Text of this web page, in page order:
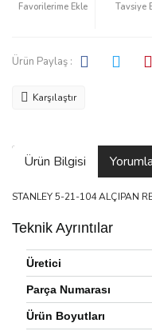
Tavsiye
Ürün Paylaş :
Karşılaştır
Ürün Bilgisi
STANLEY 5-21-104 ALÇIPAN
Teknik Ayrıntılar
Üretici
Parça Numarası
Ürün Boyutları